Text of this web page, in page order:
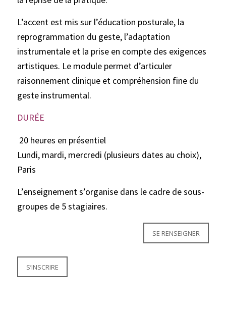
L’accent est mis sur l’éducation posturale, la
reprogrammation du geste, l’adaptation
instrumentale et la prise en compte des exigences
artistiques. Le module permet d’articuler
raisonnement clinique et compréhension fine du
geste instrumental.
DURÉE
20 heures en présentiel
Lundi, mardi, mercredi (plusieurs dates au choix),
Paris
L’enseignement s’organise dans le cadre de sous-
groupes de 5 stagiaires.
SE RENSEIGNER
S’INSCRIRE